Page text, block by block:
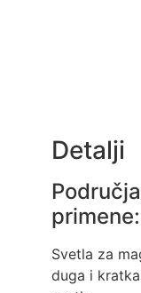
Detalji
Područja
primene:
Svetla za
duga i kratka